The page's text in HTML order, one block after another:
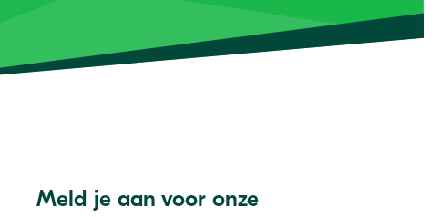
Meld je aan voor onze